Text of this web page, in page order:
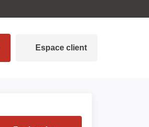
Espace client